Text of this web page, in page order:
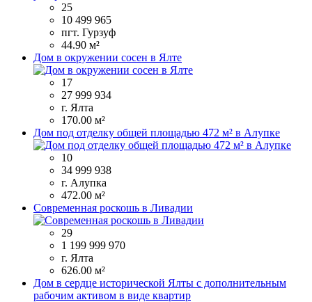
25
10 499 965
пгт. Гурзуф
44.90 м²
Дом в окружении сосен в Ялте
17
27 999 934
г. Ялта
170.00 м²
Дом под отделку общей площадью 472 м² в Алупке
10
34 999 938
г. Алупка
472.00 м²
Современная роскошь в Ливадии
29
1 199 999 970
г. Ялта
626.00 м²
Дом в сердце исторической Ялты с дополнительным
рабочим активом в виде квартир